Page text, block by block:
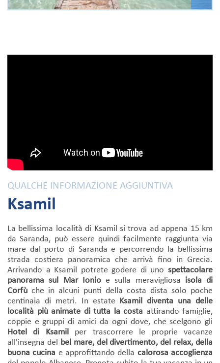
QUALCHE INFORMAZIONE AGGIUNTIVA
Ksamil
La bellissima località di Ksamil si trova ad appena 15 km
da Saranda, può essere quindi facilmente raggiunta via
mare dal porto di Saranda e percorrendo la bellissima
strada costiera panoramica che arrivà fino in Grecia.
Arrivando a Ksamil potrete godere di uno spettacolare
panorama sul Mar Ionioe sulla meravigliosa isola di
Corfù che in alcuni punti della costa dista solo poche
centinaia di metri. In estate Ksamil diventa una delle
località più animate di tutta la costa attirando famiglie,
coppie e gruppi di amici da ogni dove, che scelgono gli
Hotel di Ksamil
per trascorrere le proprie vacanze
all'insegna del
bel mare, del divertimento, del relax, della
buona cucina e approfittando della calorosa accoglienza